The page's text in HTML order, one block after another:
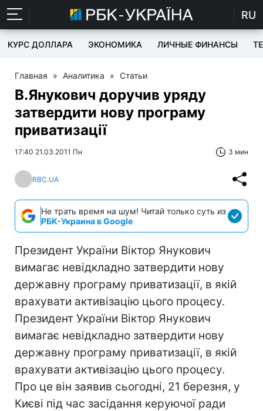
RU
КУРС ДОЛЛАРА ЭКОНОМИКА ЛИЧНЫЕ ФИНАНСЫ
Главная » Аналитика » Статьи
В.Янукович доручив уряду
затвердити нову програму
приватизації
17:40 21.03.2011 Пн 3 мин
RBC.UA
Не трать время на шум! Читай только суть из
РБК-Украина в Google
Президент України Віктор Янукович
вимагає невідкладно затвердити нову
державну програму приватизації, в якій
врахувати активізацію цього процесу.
Президент України Віктор Янукович
вимагає невідкладно затвердити нову
державну програму приватизації, в якій
врахувати активізацію цього процесу.
Про це він заявив сьогодні, 21 березня, у
Києві під час засідання керуючої ради